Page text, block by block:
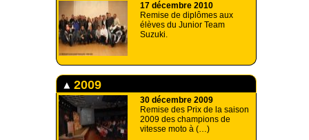
17 décembre 2010
Remise de diplômes aux
élèves du Junior Team
Suzuki.
2009
30 décembre 2009
Remise des Prix de la saison
2009 des champions de
vitesse moto à (…)